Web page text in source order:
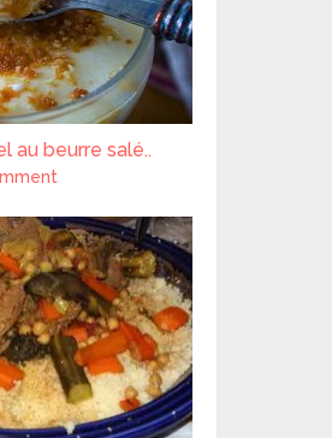
au beurre salé..